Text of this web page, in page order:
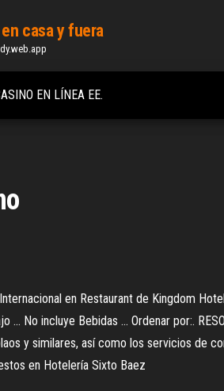
casa y fuera
EN LÍNEA EE.
en Restaurant de Kingdom
No incluye Bebidas ... Ordenar por:.
y similares, así como los servicios de
en Hotelería Sixto Baez